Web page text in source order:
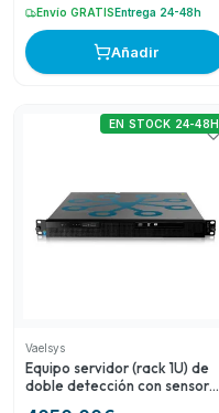
Envío GRATISEntrega 24-48h
Añadir
Vaelsys
Equipo servidor (rack 1U) de
doble detección con sensores
EN STOCK 24-48H